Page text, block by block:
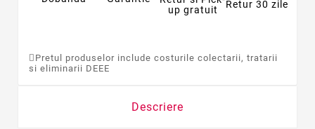
up gratuit
Retur 30 zile
Pretul produselor include costurile colectarii, tratarii
si eliminarii DEEE
Descriere